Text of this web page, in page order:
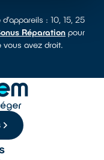
: 10, 15, 25
Réparation pour
vous avez droit.